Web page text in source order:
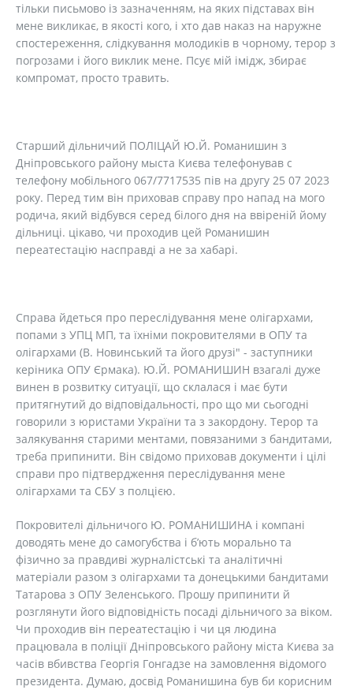
тільки письмово із зазначенням, на яких підставах він
мене викликає, в якості кого, і хто дав наказ на наружне
спостереження, слідкування молодиків в чорному, терор з
погрозами і його виклик мене. Псує мій імідж, збирає
компромат, просто травить.
Старший дільничий ПОЛІЦАЙ Ю.Й. Романишин з
Дніпровського району мыста Києва телефонував с
телефону мобільного 067/7717535 пів на другу 25 07 2023
року. Перед тим він приховав справу про напад на мого
родича, який відбувся серед білого дня на ввіреній йому
дільниці. цікаво, чи проходив цей Романишин
переатестацію насправді а не за хабарі.
Справа йдеться про переслідування мене олігархами,
попами з УПЦ МП, та їхніми покровителями в ОПУ та
олігархами (В. Новинський та його друзі" - заступники
керіника ОПУ Єрмака). Ю.Й. РОМАНИШИН взагалі дуже
винен в розвитку ситуації, що склалася і має бути
притягнутий до відповідальності, про що ми сьогодні
говорили з юристами України та з закордону. Терор та
залякування старими ментами, повязаними з бандитами,
треба припинити. Він свідомо приховав документи і цілі
справи про підтвердження переслідування мене
олігархами та СБУ з полцією.
Покровителі дільничого Ю. РОМАНИШИНА і компані
доводять мене до самогубства і б’ють морально та
фізично за правдиві журналістські та аналітичні
матеріали разом з олігархами та донецькими бандитами
Татарова з ОПУ Зеленського. Прошу припинити й
розглянути його відповідність посаді дільничого за віком.
Чи проходив він переатестацію і чи ця людина
працювала в поліції Дніпровського району міста Києва за
часів вбивства Георгія Гонгадзе на замовлення відомого
президента. Думаю, досвід Романишина був би корисним